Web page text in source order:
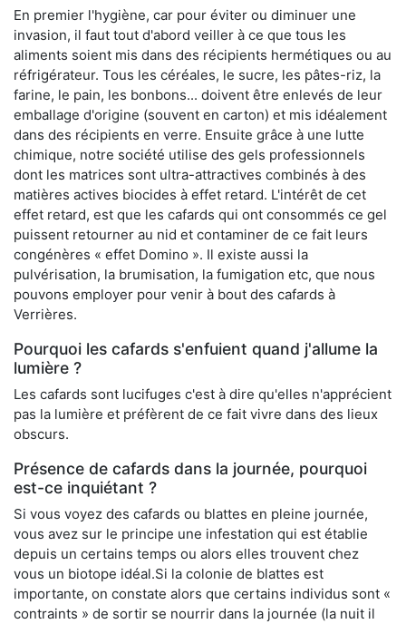
En premier l'hygiène, car pour éviter ou diminuer une
invasion, il faut tout d'abord veiller à ce que tous les
aliments soient mis dans des récipients hermétiques ou au
réfrigérateur. Tous les céréales, le sucre, les pâtes-riz, la
farine, le pain, les bonbons... doivent être enlevés de leur
emballage d'origine (souvent en carton) et mis idéalement
dans des récipients en verre. Ensuite grâce à une lutte
chimique, notre société utilise des gels professionnels
dont les matrices sont ultra-attractives combinés à des
matières actives biocides à effet retard. L'intérêt de cet
effet retard, est que les cafards qui ont consommés ce gel
puissent retourner au nid et contaminer de ce fait leurs
congénères « effet Domino ». Il existe aussi la
pulvérisation, la brumisation, la fumigation etc, que nous
pouvons employer pour venir à bout des cafards à
Verrières.
Pourquoi les cafards s'enfuient quand j'allume la
lumière ?
Les cafards sont lucifuges c'est à dire qu'elles n'apprécient
pas la lumière et préfèrent de ce fait vivre dans des lieux
obscurs.
Présence de cafards dans la journée, pourquoi
est-ce inquiétant ?
Si vous voyez des cafards ou blattes en pleine journée,
vous avez sur le principe une infestation qui est établie
depuis un certains temps ou alors elles trouvent chez
vous un biotope idéal.Si la colonie de blattes est
importante, on constate alors que certains individus sont «
contraints » de sortir se nourrir dans la journée (la nuit il